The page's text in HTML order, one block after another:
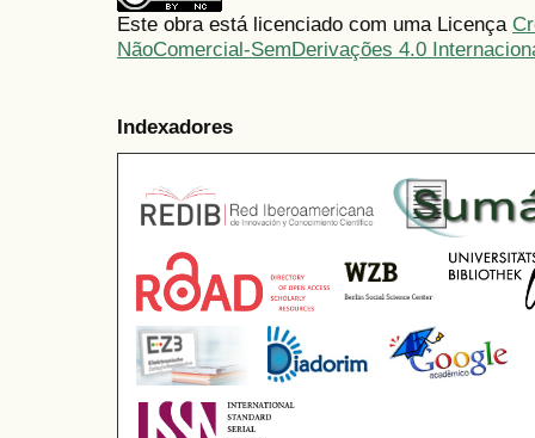
Este obra está licenciado com uma Licença
NãoComercial-SemDerivações 4.0
Indexadores